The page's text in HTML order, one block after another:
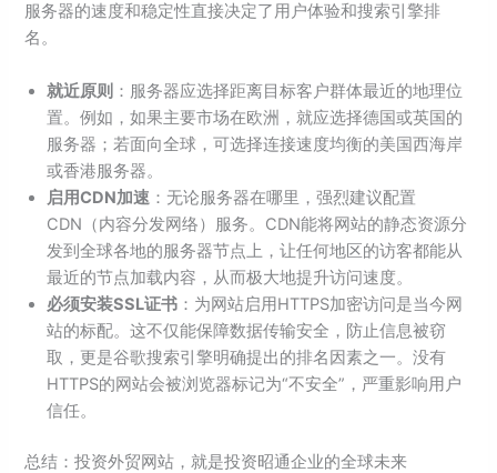
服务器的速度和稳定性直接决定了用户体验和搜索引擎排
名。
就近原则 ：服务器应选择距离目标客户群体最近的地理位
置。例如，如果主要市场在欧洲，就应选择德国或英国的
服务器；若面向全球，可选择连接速度均衡的美国西海岸
或香港服务器。
启用CDN加速 ：无论服务器在哪里，强烈建议配置
CDN（内容分发网络）服务。CDN能将网站的静态资源分
发到全球各地的服务器节点上，让任何地区的访客都能从
最近的节点加载内容，从而极大地提升访问速度。
必须安装SSL证书 ：为网站启用HTTPS加密访问是当今网
站的标配。这不仅能保障数据传输安全，防止信息被窃
取，更是谷歌搜索引擎明确提出的排名因素之一。没有
HTTPS的网站会被浏览器标记为“不安全”，严重影响用户
信任。
总结：投资外贸网站，就是投资昭通企业的全球未来